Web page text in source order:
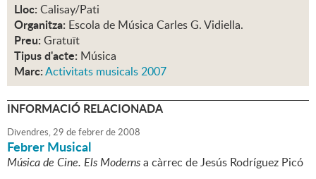
Lloc: Calisay/Pati
Organitza: Escola de Música Carles G. Vidiella.
Preu: Gratuït
Tipus d'acte: Música
Marc:Activitats musicals 2007
INFORMACIÓ RELACIONADA
Divendres,29 defebrerde2008
Febrer Musical
Música de Cine. Els Modernsa càrrec de Jesús Rodríguez Picó